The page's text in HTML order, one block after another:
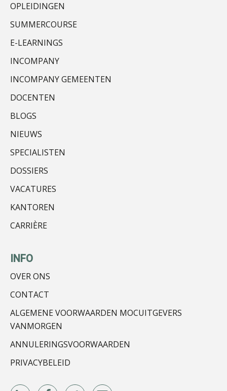
Pieter Kok
OPLEIDINGEN
SUMMERCOURSE
E-LEARNINGS
INCOMPANY
INCOMPANY GEMEENTEN
DOCENTEN
BLOGS
NIEUWS
SPECIALISTEN
DOSSIERS
VACATURES
KANTOREN
CARRIÈRE
INFO
OVER ONS
CONTACT
ALGEMENE VOORWAARDEN MOCUITGEVERS
VANMORGEN
ANNULERINGSVOORWAARDEN
PRIVACYBELEID